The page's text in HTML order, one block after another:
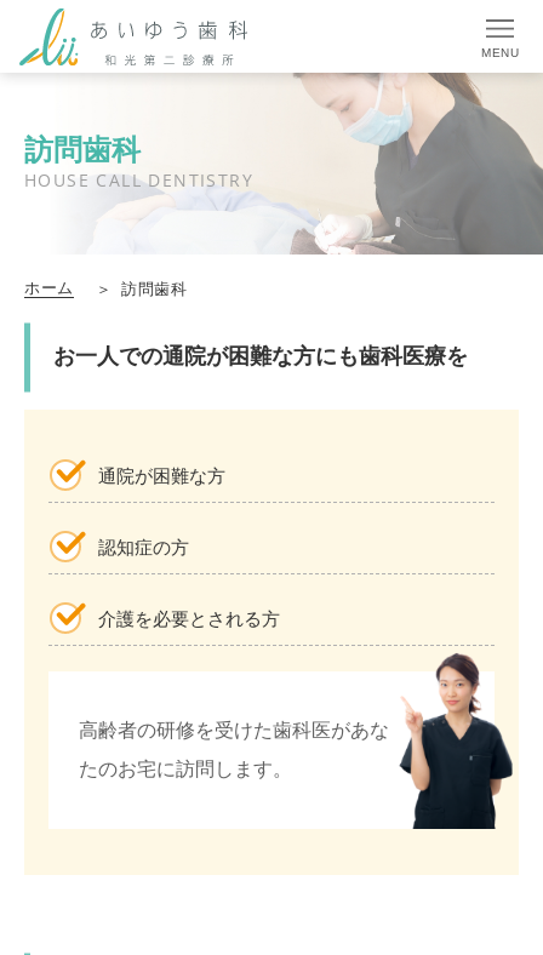
MENU
訪問歯科
HOUSE CALL DENTISTRY
ホーム 訪問歯科
お一人での通院が困難な方にも歯科医療を
通院が困難な方
認知症の方
介護を必要とされる方
高齢者の研修を受けた歯科医があな
たのお宅に訪問します。